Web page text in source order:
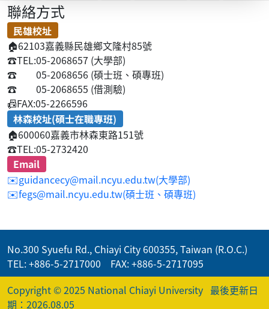
聯絡方式
民雄校址
🏠62103嘉義縣民雄鄉文隆村85號
☎️TEL:05-2068657 (大學部)
☎️ 05-2068656 (碩士班、碩專班)
☎️ 05-2068655 (借測驗)
📠FAX:05-2266596
林森校址(碩士在職專班)
🏠600060嘉義市林森東路151號
☎️TEL:05-2732420
Email
✉️guidancecy@mail.ncyu.edu.tw(大學部)
✉️fegs@mail.ncyu.edu.tw(碩士班、碩專班)
No.300 Syuefu Rd., Chiayi City 600355, Taiwan (R.O.C.)
TEL: +886-5-2717000 FAX: +886-5-2717095
Copyright © 2025 National Chiayi University 最後更新日
期：2026.08.05